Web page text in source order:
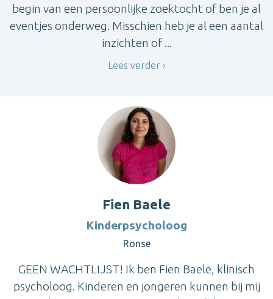
begin van een persoonlijke zoektocht of ben je al
eventjes onderweg. Misschien heb je al een aantal
inzichten of ...
Lees verder
Fien Baele
Kinderpsycholoog
Ronse
GEEN WACHTLIJST! Ik ben Fien Baele, klinisch
psycholoog. Kinderen en jongeren kunnen bij mij